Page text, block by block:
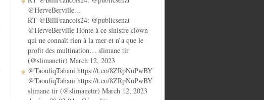
@HerveBerville...
RT @BillFrancois24: @publicsenat
@HerveBerville Honte à ce sinistre clown
qui ne connaît rien à la mer et n’a que le
profit des multination… slimane tir
(@slimanetir) March 12, 2023
@TaoufiqTahani https://t.co/8ZRpNuPwBY
@TaoufiqTahani https://t.co/8ZRpNuPwBY
slimane tir (@slimanetir) March 12, 2023